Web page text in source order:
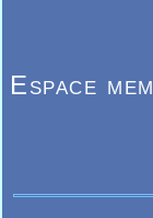
mai lors des
déroulait
continue de
Espace